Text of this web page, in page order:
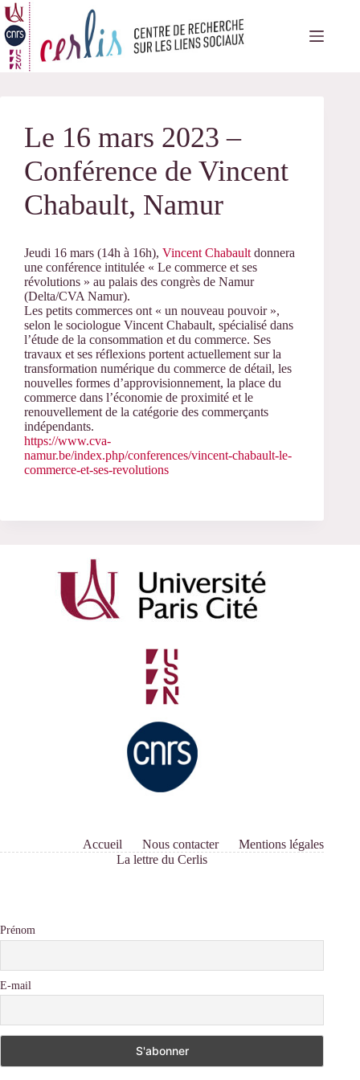
Passer
au
contenu
Le 16 mars 2023 –
Conférence de Vincent
Chabault, Namur
Jeudi 16 mars (14h à 16h), Vincent Chabault donnera
une conférence intitulée « Le commerce et ses
révolutions » au palais des congrès de Namur
(Delta/CVA Namur).
Les petits commerces ont « un nouveau pouvoir »,
selon le sociologue Vincent Chabault, spécialisé dans
l’étude de la consommation et du commerce. Ses
travaux et ses réflexions portent actuellement sur la
transformation numérique du commerce de détail, les
nouvelles formes d’approvisionnement, la place du
commerce dans l’économie de proximité et le
renouvellement de la catégorie des commerçants
indépendants.
https://www.cva-
namur.be/index.php/conferences/vincent-chabault-le-
commerce-et-ses-revolutions
Accueil Nous contacter
Mentions légales
La lettre du Cerlis
Prénom
E-mail